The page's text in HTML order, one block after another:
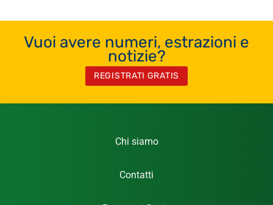
Vuoi avere numeri, estrazioni e
notizie?
REGISTRATI GRATIS
Chi siamo
Contatti